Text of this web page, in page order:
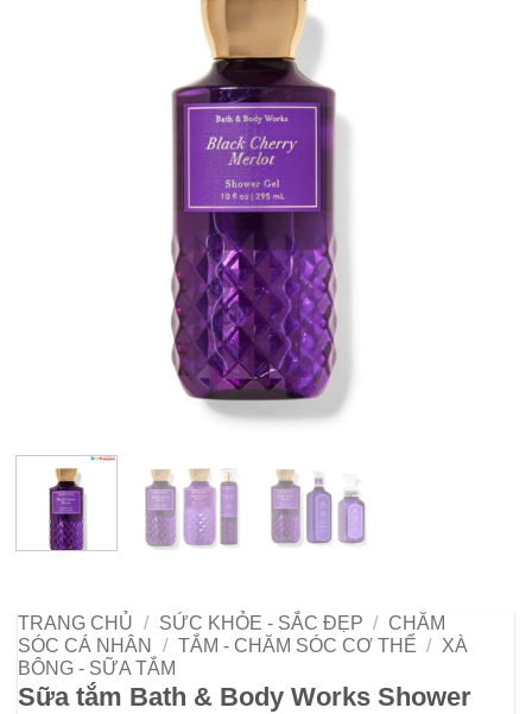
TRANG CHỦ / SỨC KHỎE - SẮC ĐẸP / CHĂM
SÓC CÁ NHÂN
/ TẮM - CHĂM SÓC CƠ THỂ / XÀ
BÔNG - SỮA TẮM
Sữa tắm Bath & Body Works Shower